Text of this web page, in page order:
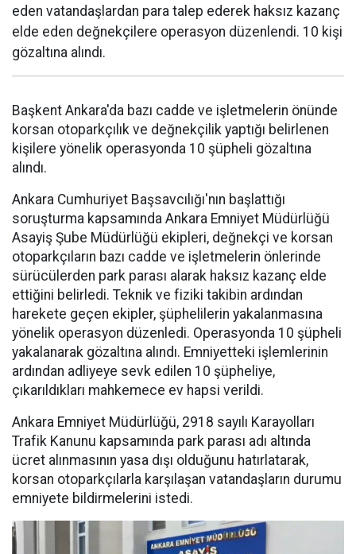
eden vatandaşlardan para talep ederek haksız kazanç
elde eden değnekçilere operasyon düzenlendi. 10 kişi
gözaltına alındı.
Başkent Ankara'da bazı cadde ve işletmelerin önünde
korsan otoparkçılık ve değnekçilik yaptığı belirlenen
kişilere yönelik operasyonda 10 şüpheli gözaltına
alındı.
Ankara Cumhuriyet Başsavcılığı'nın başlattığı
soruşturma kapsamında Ankara Emniyet Müdürlüğü
Asayiş Şube Müdürlüğü ekipleri, değnekçi ve korsan
otoparkçıların bazı cadde ve işletmelerin önlerinde
sürücülerden park parası alarak haksız kazanç elde
ettiğini belirledi. Teknik ve fiziki takibin ardından
harekete geçen ekipler, şüphelilerin yakalanmasına
yönelik operasyon düzenledi. Operasyonda 10 şüpheli
yakalanarak gözaltına alındı. Emniyetteki işlemlerinin
ardından adliyeye sevk edilen 10 şüpheliye,
çıkarıldıkları mahkemece ev hapsi verildi.
Ankara Emniyet Müdürlüğü, 2918 sayılı Karayolları
Trafik Kanunu kapsamında park parası adı altında
ücret alınmasının yasa dışı olduğunu hatırlatarak,
korsan otoparkçılarla karşılaşan vatandaşların durumu
emniyete bildirmelerini istedi.